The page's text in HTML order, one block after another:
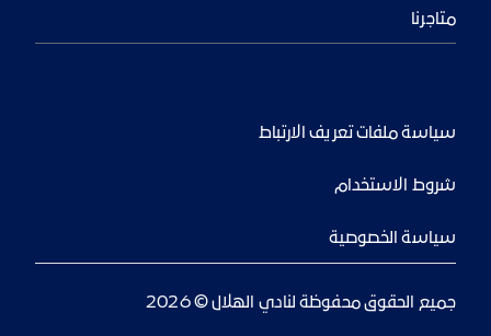
متاجرنا
سياسة ملفات تعريف الارتباط
شروط الاستخدام
سياسة الخصوصية
جميع الحقوق محفوظة لنادي الهلال © 2026